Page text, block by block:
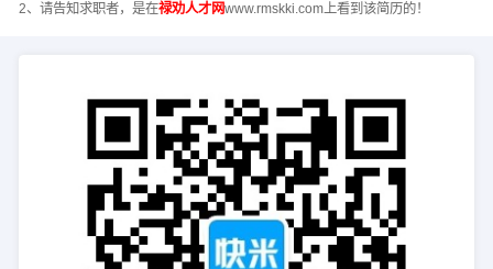
2、请告知求职者，是在禄劝人才网www.rmskki.com上看到该简历的！